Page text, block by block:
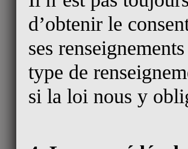
d’obtenir le
ses
type de
si la loi nous y